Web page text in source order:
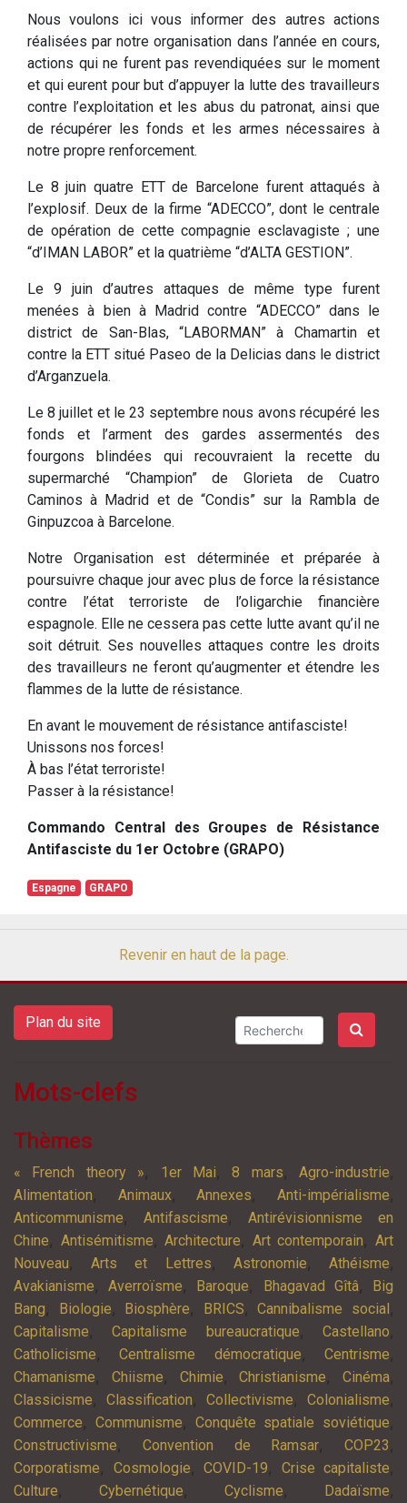
Nous voulons ici vous informer des autres actions
réalisées par notre organisation dans l’année en cours,
actions qui ne furent pas revendiquées sur le moment
et qui eurent pour but d’appuyer la lutte des travailleurs
contre l’exploitation et les abus du patronat, ainsi que
de récupérer les fonds et les armes nécessaires à
notre propre renforcement.
Le 8 juin quatre ETT de Barcelone furent attaqués à
l’explosif. Deux de la firme “ADECCO”, dont le centrale
de opération de cette compagnie esclavagiste ; une
“d’IMAN LABOR” et la quatrième “d’ALTA GESTION”.
Le 9 juin d’autres attaques de même type furent
menées à bien à Madrid contre “ADECCO” dans le
district de San-Blas, “LABORMAN” à Chamartin et
contre la ETT situé Paseo de la Delicias dans le district
d’Arganzuela.
Le 8 juillet et le 23 septembre nous avons récupéré les
fonds et l’arment des gardes assermentés des
fourgons blindées qui recouvraient la recette du
supermarché “Champion” de Glorieta de Cuatro
Caminos à Madrid et de “Condis” sur la Rambla de
Ginpuzcoa à Barcelone.
Notre Organisation est déterminée et préparée à
poursuivre chaque jour avec plus de force la résistance
contre l’état terroriste de l’oligarchie financière
espagnole. Elle ne cessera pas cette lutte avant qu’il ne
soit détruit. Ses nouvelles attaques contre les droits
des travailleurs ne feront qu’augmenter et étendre les
flammes de la lutte de résistance.
En avant le mouvement de résistance antifasciste!
Unissons nos forces!
À bas l’état terroriste!
Passer à la résistance!
Commando Central des Groupes de Résistance
Antifasciste du 1er Octobre (GRAPO)
Espagne GRAPO
Revenir en haut de la page.
Plan du site
Mots-clefs
Thèmes
« French theory », 1er Mai,8 mars, Agro-industrie,
Alimentation, Animaux,Annexes,Anti-impérialisme,
Anticommunisme, Antifascisme, Antirévisionnisme en
Chine, Antisémitisme,Architecture, Art contemporain,Art
Nouveau,Arts et Lettres, Astronomie,Athéisme,
Avakianisme,Averroïsme, Baroque, Bhagavad Gîtâ,
Big
Bang, Biologie, Biosphère, BRICS,Cannibalisme social ,
Capitalisme,Capitalisme bureaucratique,Castellano,
Catholicisme,Centralisme démocratique,Centrisme,
Chamanisme, Chiisme, Chimie,Christianisme, Cinéma,
Classicisme, Classification, Collectivisme, Colonialisme,
Commerce, Communisme, Conquête spatiale soviétique,
Constructivisme, Convention de Ramsar, COP23 ,
Corporatisme, Cosmologie, COVID-19, Crise capitaliste,
Culture, Cybernétique, Cyclisme, Dadaïsme,